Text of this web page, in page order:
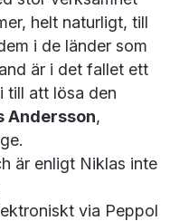
helt naturligt, till
i de länder som
är i det fallet ett
till att lösa den
Andersson,
är enligt Niklas inte
via Peppol